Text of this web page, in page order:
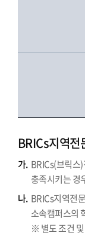
BRICs지역전
가. BRICs(브릭스
충족시키는 경
나. BRICs지역전
소속캠퍼스의
※ 별도 조건